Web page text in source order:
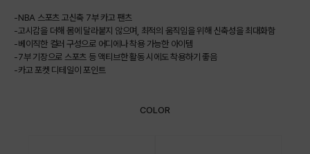
-NBA 스포츠 고신축 7부 카고 팬츠
-고시감을 더해 몸에 달라붙지 않으며, 최적의 움직임을 위해 신축성을 최대화함
-베이직한 컬러 구성으로 어디에나 착용 가능한 아이템
-7부 기장으로 스포츠 등 액티브한 활동 시에도 착용하기 좋음
-카고 포켓 디테일이 포인트
COLOR